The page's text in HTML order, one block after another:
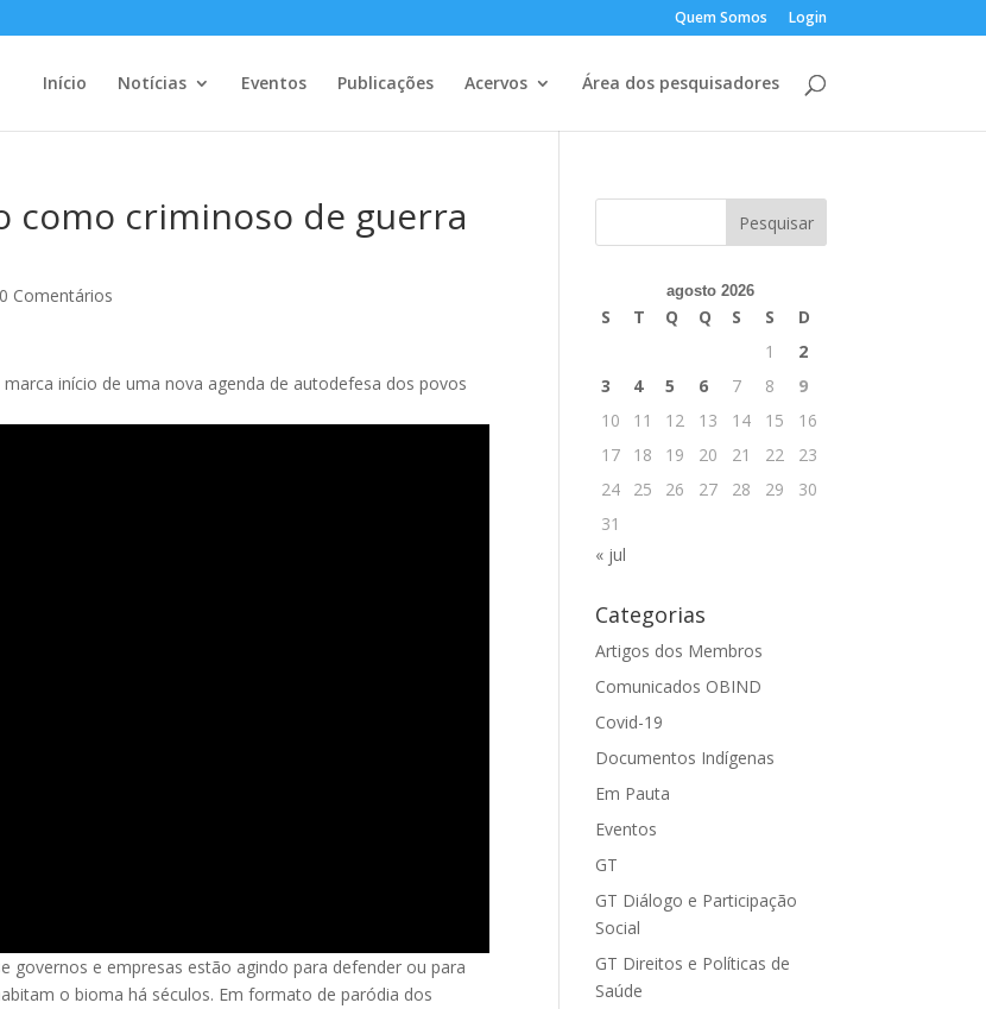
Quem Somos Login
Início Notícias Eventos Publicações Acervos Área dos pesquisadores
como criminoso de guerra
0 Comentários
início de uma nova agenda de autodefesa dos povos
governos e empresas estão agindo para defender ou para
o bioma há séculos. Em formato de paródia dos
agosto 2026
S T Q Q S S
D
1
2
3
4 5 6 7 8
9
10
11 12 13 14 15
16
17
18 19 20 21 22
23
24
25 26 27 28 29
30
31
« jul
Categorias
Artigos dos Membros
Comunicados OBIND
Covid-19
Documentos Indígenas
Em Pauta
Eventos
GT
GT Diálogo e Participação
Social
GT Direitos e Políticas de
Saúde